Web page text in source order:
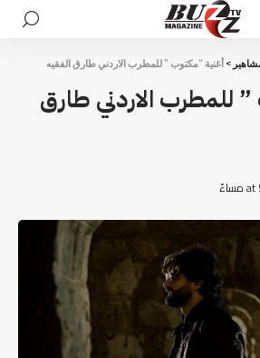
> أغنية “مكتوب ” للمطرب الاردني طارق الفقيه
للمطرب الاردني طارق